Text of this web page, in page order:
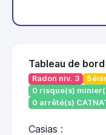
Tableau de
Radon niv. 3
0 risque(s)
0 arrêté(s)
Casias :